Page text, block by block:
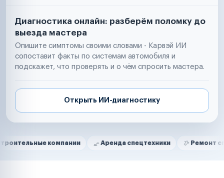
Диагностика онлайн: разберём поломку до
выезда мастера
Опишите симптомы своими словами - Карвэй ИИ
сопоставит факты по системам автомобиля и
подскажет, что проверять и о чём спросить мастера.
Открыть ИИ-диагностику
Нам доверяют
компании Аренда спецтехники Ремонт
Маркетплейсы